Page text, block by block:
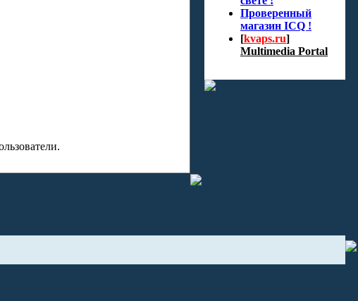
Проверенный
магазин ICQ !
[kvaps.ru]
Multimedia Portal